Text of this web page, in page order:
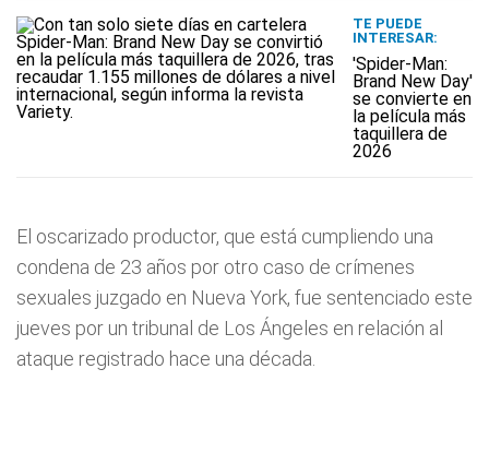
TE PUEDE
INTERESAR:
'Spider-Man:
Brand New Day'
se convierte en
la película más
taquillera de
2026
El oscarizado productor, que está cumpliendo una
condena de 23 años por otro caso de crímenes
sexuales juzgado en Nueva York, fue sentenciado este
jueves por un tribunal de Los Ángeles en relación al
ataque registrado hace una década.